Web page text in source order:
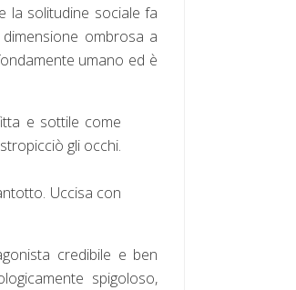
la solitudine sociale fa
ombrosa a
umano ed è
e sottile come
gli occhi.
Uccisa con
credibile e ben
spigoloso,